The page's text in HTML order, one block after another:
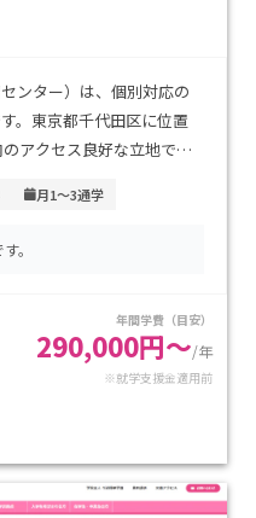
ンター）は、個別対応の
。東京都千代田区に位置
アクセス良好な立地で
確認することができます。
害などの特別な支援が必
のアットホームな環境で個
徒にも対応しています。部
校生活を楽しみながら学び
別の支援が必要な生徒にお
月1～3通学
。
年間学費（目安）
290,000円～/年
※就学支援金適用前